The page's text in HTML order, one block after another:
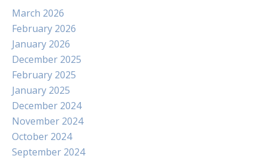
March 2026
February 2026
January 2026
December 2025
February 2025
January 2025
December 2024
November 2024
October 2024
September 2024